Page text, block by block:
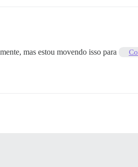
mas estou movendo isso para